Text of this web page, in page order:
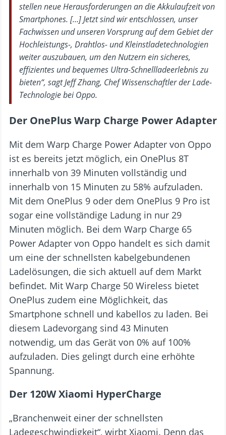
stellen neue Herausforderungen an die Akkulaufzeit von
Smartphones. […] Jetzt sind wir entschlossen, unser
Fachwissen und unseren Vorsprung auf dem Gebiet der
Hochleistungs-, Drahtlos- und Kleinstladetechnologien
weiter auszubauen, um den Nutzern ein sicheres,
effizientes und bequemes Ultra-Schnellladeerlebnis zu
bieten“, sagt Jeff Zhang, Chef Wissenschaftler der Lade-
Technologie bei Oppo.
Der OnePlus Warp Charge Power Adapter
Mit dem Warp Charge Power Adapter von Oppo
ist es bereits jetzt möglich, ein OnePlus 8T
innerhalb von 39 Minuten vollständig und
innerhalb von 15 Minuten zu 58% aufzuladen.
Mit dem OnePlus 9 oder dem OnePlus 9 Pro ist
sogar eine vollständige Ladung in nur 29
Minuten möglich. Bei dem Warp Charge 65
Power Adapter von Oppo handelt es sich damit
um eine der schnellsten kabelgebundenen
Ladelösungen, die sich aktuell auf dem Markt
befindet. Mit Warp Charge 50 Wireless bietet
OnePlus zudem eine Möglichkeit, das
Smartphone schnell und kabellos zu laden. Bei
diesem Ladevorgang sind 43 Minuten
notwendig, um das Gerät von 0% auf 100%
aufzuladen. Dies gelingt durch eine erhöhte
Spannung.
Der 120W Xiaomi HyperCharge
„Branchenweit einer der schnellsten
Ladegeschwindigkeit“, wirbt Xiaomi. Denn das